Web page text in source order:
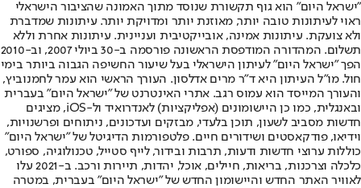
"ישראל היום" הוא גוף תקשורת שנוסד מתוך האמונה שהציבור הישראלי
ראוי לעיתונות טובה יותר, מאוזנת יותר ומדויקת יותר. עיתונות שמדברת
ולא צועקת. עיתונות אמינה, אובייקטיבית ועניינית. עיתונות אחרת וללא
תשלום. המהדורה המודפסת הראשונה פורסמה ב-30 ביולי 2007, וב-2010
הפך "ישראל היום" לעיתון הישראלי בעל שיעור החשיפה הגבוה ביותר בימי
חול. מו"ל העיתון היא ד"ר מרים אדלסון. העורך הראשי הוא עמר לחמנוביץ,
והעורך המייסד הוא עמוס רגב. אתרי האינטרנט של "ישראל היום" בעברית
ובאנגלית, כמו כן היישומונים (אפליקציות) לאנדרואיד ול-iOS, מציגים
חדשות מסביב לשעון, תוכן בלעדי, מבזקים ועדכונים, ניתוחים ופרשנויות,
וידיאו, פודקאסטים ושידורים חיים. פלטפורמות הדיגיטל של "ישראל היום"
כוללות ערוצי חדשות ודעות, תרבות ובידור, לייף סטייל, טכנולוגיה, ספורט,
כלכלה וצרכנות, בריאות, חיילים, אוכל, יהדות, תיירות ורכב. ב-2021 עלו
לאוויר האתר החדש והיישומון החדש של "ישראל היום" בעברית, במטרה